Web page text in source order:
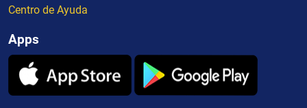
Centro de Ayuda
Apps